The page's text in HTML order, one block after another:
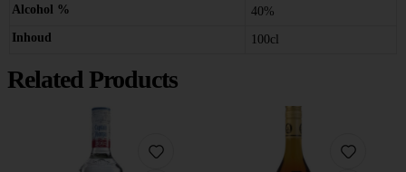
Alcohol %
40%
Inhoud
100cl
Related Products